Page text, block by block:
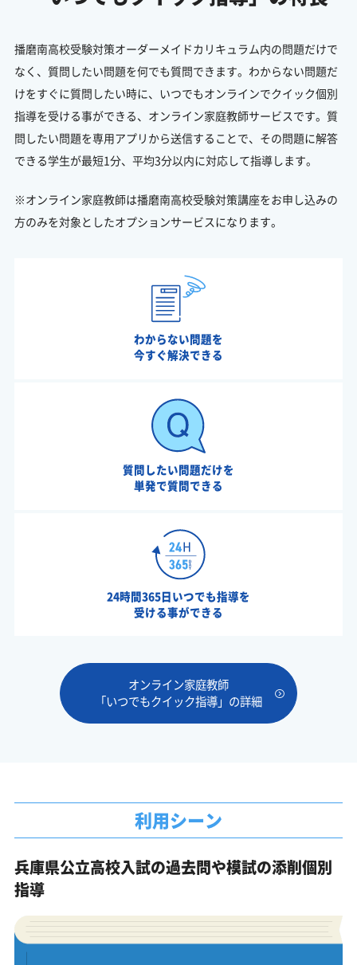
播磨南高校受験対策オーダーメイドカリキュラム内の問題だけで
なく、質問したい問題を何でも質問できます。わからない問題だ
けをすぐに質問したい時に、いつでもオンラインでクイック個別
指導を受ける事ができる、オンライン家庭教師サービスです。質
問したい問題を専用アプリから送信することで、その問題に解答
できる学生が最短1分、平均3分以内に対応して指導します。
※オンライン家庭教師は播磨南高校受験対策講座をお申し込みの
方のみを対象としたオプションサービスになります。
わからない問題を
今すぐ解決できる
質問したい問題だけを
単発で質問できる
24時間365日いつでも指導を
受ける事ができる
オンライン家庭教師
「いつでもクイック指導」の詳細
利用シーン
兵庫県公立高校入試の過去問や模試の添削個別
指導